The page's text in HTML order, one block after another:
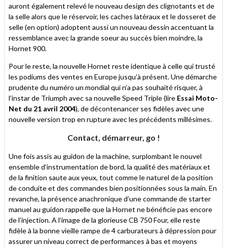
auront également relevé le nouveau design des clignotants et de
la selle alors que le réservoir, les caches latéraux et le dosseret de
selle (en option) adoptent aussi un nouveau dessin accentuant la
ressemblance avec la grande soeur au succès bien moindre, la
Hornet 900.
Pour le reste, la nouvelle Hornet reste identique à celle qui trusté
les podiums des ventes en Europe jusqu’à présent. Une démarche
prudente du numéro un mondial qui n’a pas souhaité risquer, à
l’instar de Triumph avec sa nouvelle Speed Triple (lire Essai Moto-
Net du 21 avril 2004), de décontenancer ses fidèles avec une
nouvelle version trop en rupture avec les précédents millésimes.
Contact, démarreur, go !
Une fois assis au guidon de la machine, surplombant le nouvel
ensemble d’instrumentation de bord, la qualité des matériaux et
de la finition saute aux yeux, tout comme le naturel de la position
de conduite et des commandes bien positionnées sous la main. En
revanche, la présence anachronique d’une commande de starter
manuel au guidon rappelle que la Hornet ne bénéficie pas encore
de l’injection. A l’image de la glorieuse CB 750 Four, elle reste
fidèle à la bonne vieille rampe de 4 carburateurs à dépression pour
assurer un niveau correct de performances à bas et moyens